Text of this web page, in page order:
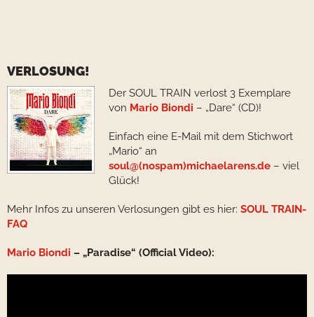
VERLOSUNG!
Der SOUL TRAIN verlost 3 Exemplare
von Mario Biondi – „Dare“ (CD)!
Einfach eine E-Mail mit dem Stichwort
„Mario“ an
soul@(nospam)michaelarens.de – viel
Glück!
Mehr Infos zu unseren Verlosungen gibt es hier: SOUL TRAIN-
FAQ
Mario Biondi – „Paradise“ (Official Video):